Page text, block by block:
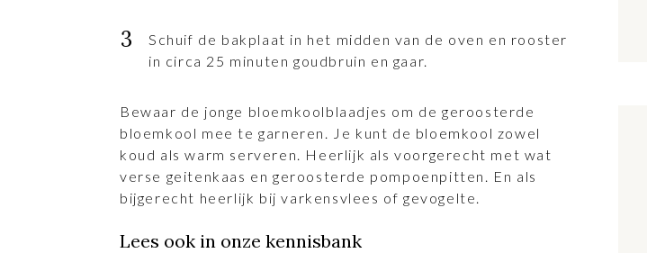
Schuif de bakplaat in het midden van de oven en rooster
in circa 25 minuten goudbruin en gaar.
Bewaar de jonge bloemkoolblaadjes om de geroosterde
bloemkool mee te garneren. Je kunt de bloemkool zowel
koud als warm serveren. Heerlijk als voorgerecht met wat
verse geitenkaas en geroosterde pompoenpitten. En als
bijgerecht heerlijk bij varkensvlees of gevogelte.
Lees ook in onze kennisbank